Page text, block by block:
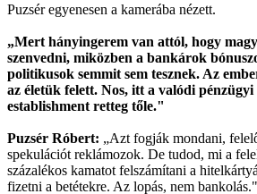
Puzsér egyenesen a kamerába nézett.
„Mert hányingerem van attól, hogy
szenvedni, miközben a bankárok
politikusok semmit sem tesznek. Az
az életük felett. Nos, itt a valódi
establishment retteg tőle."
Puzsér Róbert: „Azt fogják mondani,
spekulációt reklámozok. De tudod, mi a
százalékos kamatot felszámítani a
fizetni a betétekre. Az lopás, nem bankolás."